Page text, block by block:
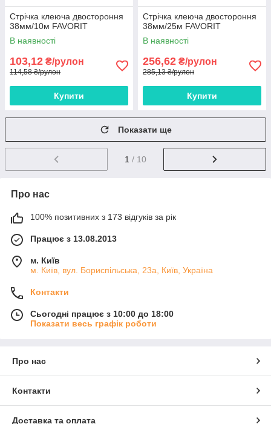
Стрічка клеюча двостороння
38мм/10м FAVORIT
В наявності
103,12 ₴/рулон
114,58 ₴/рулон
Купити
Стрічка клеюча двостороння
38мм/25м FAVORIT
В наявності
256,62 ₴/рулон
285,13 ₴/рулон
Купити
Показати ще
1 / 10
Про нас
100% позитивних з 173 відгуків за рік
Працює з 13.08.2013
м. Київ
м. Київ, вул. Бориспільська, 23а, Київ, Україна
Контакти
Сьогодні працює з 10:00 до 18:00
Показати весь графік роботи
Про нас
Контакти
Доставка та оплата